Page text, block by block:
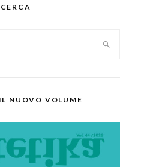
CERCA
NUOVO VOLUME